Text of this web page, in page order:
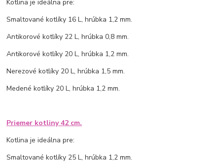
Kotlina je ideálna pre:
Smaltované kotlíky 16 L, hrúbka 1,2 mm.
Antikorové kotlíky 22 L, hrúbka 0,8 mm.
Antikorové kotlíky 20 L, hrúbka 1,2 mm.
Nerezové kotlíky 20 L, hrúbka 1,5 mm.
Medené kotlíky 20 L, hrúbka 1,2 mm.
Priemer kotliny 42 cm.
Kotlina je ideálna pre:
Smaltované kotlíky 25 L, hrúbka 1,2 mm.